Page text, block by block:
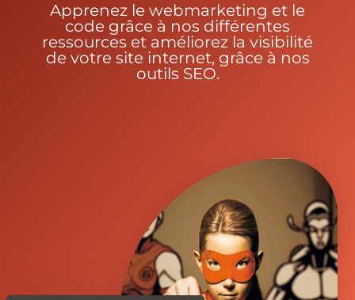
Apprenez le webmarketing et le
code grâce à nos différentes
ressources et améliorez la visibilité
de votre site internet, grâce à nos
outils SEO.